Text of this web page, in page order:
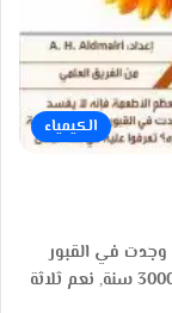
الكيمياء
وجدت في القبور
المصرية القديمة ويعود تاريخها إلى ما قبل حوالي 3000 سنة, نعم ثلاثة